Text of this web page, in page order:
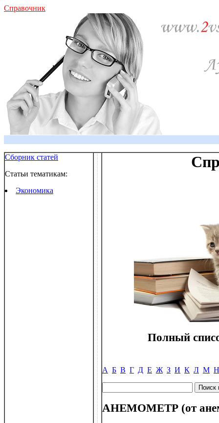
Справочник
Сборник статей
Статьи тематикам:
Экономика
Полный
А Б В Г Д Е Ж З И К Л М Н
АНЕМОМЕТР (от